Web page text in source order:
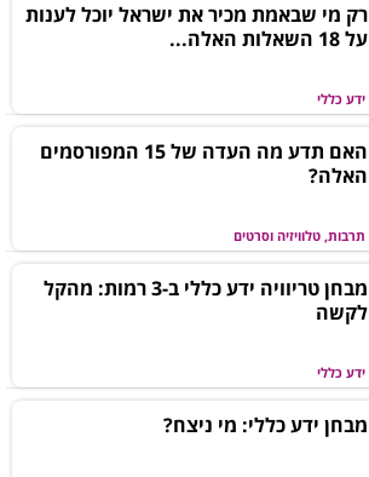
ידע כללי
רק מי שבאמת מכיר את ישראל יוכל לענות
על 18 השאלות האלה...
תרבות, טלוויזיה וסרטים
האם תדע מה העדה של 15 המפורסמים
האלה?
ידע כללי
מבחן טריוויה ידע כללי ב-3 רמות: מהקל
לקשה
מבחן ידע כללי: מי ניצח?